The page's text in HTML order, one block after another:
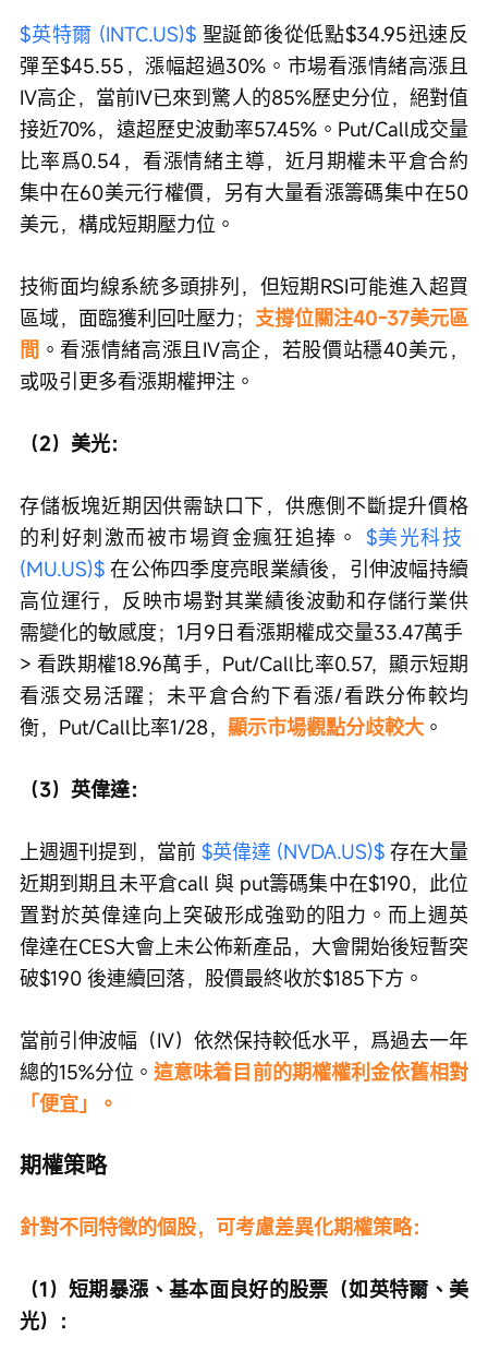
$英特爾 (INTC.US)$ 聖誕節後從低點$34.95迅速反
彈至$45.55，漲幅超過30%。市場看漲情緒高漲且
IV高企，當前IV已來到驚人的85%歷史分位，絕對值
接近70%，遠超歷史波動率57.45%。Put/Call成交量
比率爲0.54，看漲情緒主導，近月期權未平倉合約
集中在60美元行權價，另有大量看漲籌碼集中在50
美元，構成短期壓力位。
技術面均線系統多頭排列，但短期RSI可能進入超買
區域，面臨獲利回吐壓力； 支撐位關注40-37美元區
間 。看漲情緒高漲且IV高企，若股價站穩40美元，
或吸引更多看漲期權押注。
（2）美光：
存儲板塊近期因供需缺口下，供應側不斷提升價格
的利好刺激而被市場資金瘋狂追捧。 $美光科技
(MU.US)$ 在公佈四季度亮眼業績後，引伸波幅持續
高位運行，反映市場對其業績後波動和存儲行業供
需變化的敏感度；1月9日看漲期權成交量33.47萬手
> 看跌期權18.96萬手，Put/Call比率0.57，顯示短期
看漲交易活躍；未平倉合約下看漲/看跌分佈較均
衡，Put/Call比率1/28， 顯示市場觀點分歧較大 。
（3）英偉達：
上週週刊提到，當前 $英偉達 (NVDA.US)$ 存在大量
近期到期且未平倉call 與 put籌碼集中在$190，此位
置對於英偉達向上突破形成強勁的阻力。而上週英
偉達在CES大會上未公佈新產品，大會開始後短暫突
破$190 後連續回落，股價最終收於$185下方。
當前引伸波幅（IV）依然保持較低水平，爲過去一年
總的15%分位。這意味着目前的期權權利金依舊相對
「便宜」。
期權策略
針對不同特徵的個股，可考慮差異化期權策略：
（1）短期暴漲、基本面良好的股票（如英特爾、美
光）：